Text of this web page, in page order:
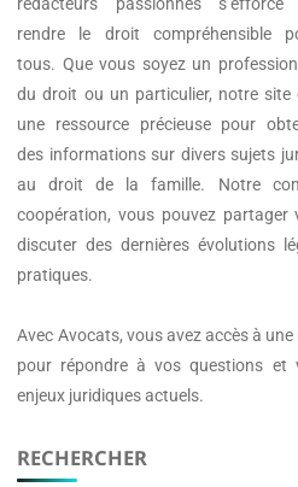
rédacteurs passionnés s’efforce
rendre le droit compréhensible
tous. Que vous soyez un
du droit ou un particulier, notre site
une ressource précieuse pour
des informations sur divers sujets
au droit de la famille. Notre
coopération, vous pouvez partager
discuter des dernières évolutions
pratiques.
Avec Avocats, vous avez accès à
pour répondre à vos questions et
enjeux juridiques actuels.
RECHERCHER